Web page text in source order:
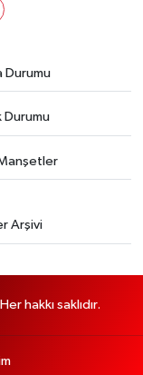
Durumu
Durumu
Arşivi
hakkı saklıdır.